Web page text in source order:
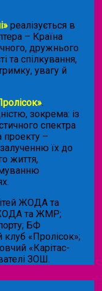
реалізується в
– Країна
дружнього
та спілкування,
увагу й
.
зокрема: із
спектра
проекту –
залученню їх до
життя,
ЖОДА та
ЖОДА та ЖМР;
БФ
клуб «Пролісок»;
«Карітас-
ЗОШ.